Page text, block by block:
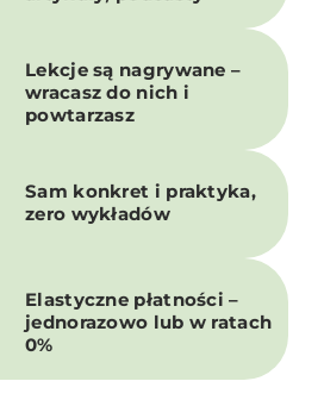
Lekcje są nagrywane –
wracasz do nich i
powtarzasz
Sam konkret i praktyka,
zero wykładów
Elastyczne płatności –
jednorazowo lub w ratach
0%